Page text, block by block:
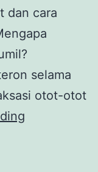
dan cara
selama
otot-otot